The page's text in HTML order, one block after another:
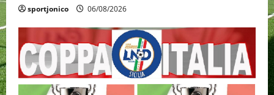
sportjonico 06/08/2026